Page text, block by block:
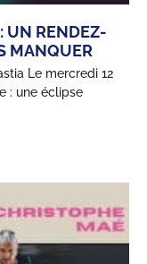
UN RENDEZ-
MANQUER
Le mercredi 12
: une éclipse